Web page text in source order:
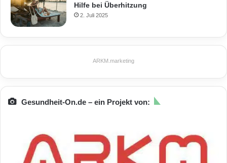
Hilfe bei Überhitzung
2. Juli 2025
ARKM.marketing
Gesundheit-On.de – ein Projekt von: